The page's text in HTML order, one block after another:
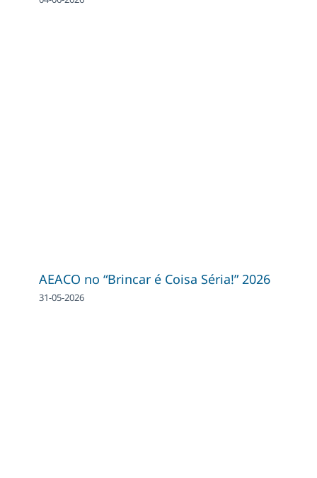
AEACO no “Brincar é Coisa Séria!” 2026
31-05-2026